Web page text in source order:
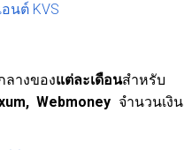
นต์ KVS
ลางของแต่ละเดือนสำหรับ
Webmoney จำนวนเงิน